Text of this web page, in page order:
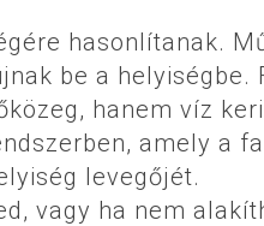
hasonlítanak.
be a helyiségbe.
hanem víz
amely a
levegőjét.
vagy ha nem